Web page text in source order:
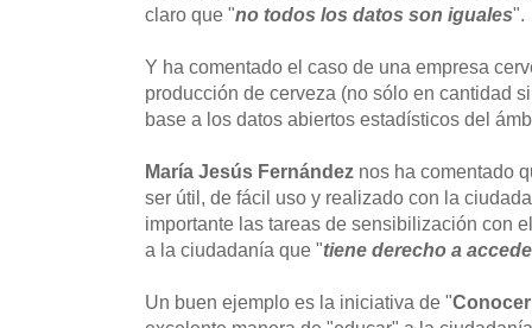
claro que "no todos los datos son iguales".
Y ha comentado el caso de una empresa
producción de cerveza (no sólo en cantidad
base a los datos abiertos estadísticos del
María Jesús Fernández nos ha comentado
ser útil, de fácil uso y realizado con la
importante las tareas de sensibilización con
a la ciudadanía que "tiene derecho a
Un buen ejemplo es la iniciativa de "